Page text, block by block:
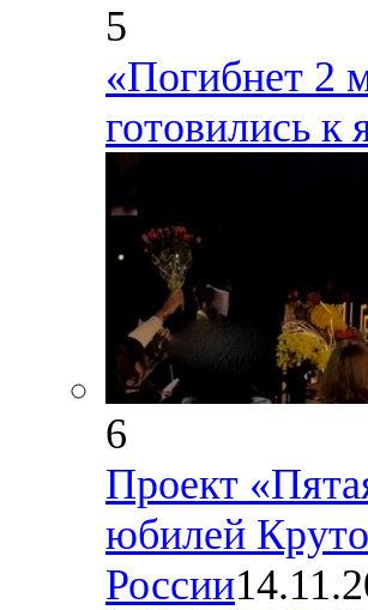
5
«Погибнет 2
готовились к
6
Проект
юбилей
России